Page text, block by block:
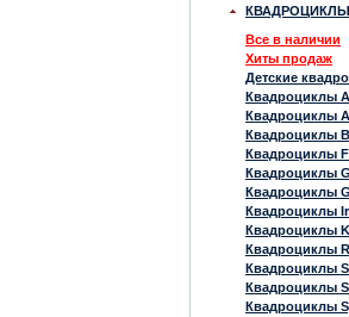
КВАДРОЦИКЛЫ
Все в наличии
Хиты продаж
Детские
Квадроциклы
Квадроциклы
Квадроциклы
Квадроциклы
Квадроциклы
Квадроциклы
Квадроциклы
Квадроциклы
Квадроциклы
Квадроциклы
Квадроциклы
Квадроциклы